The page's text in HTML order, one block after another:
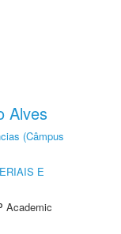
Alves
(Câmpus
E
Academic